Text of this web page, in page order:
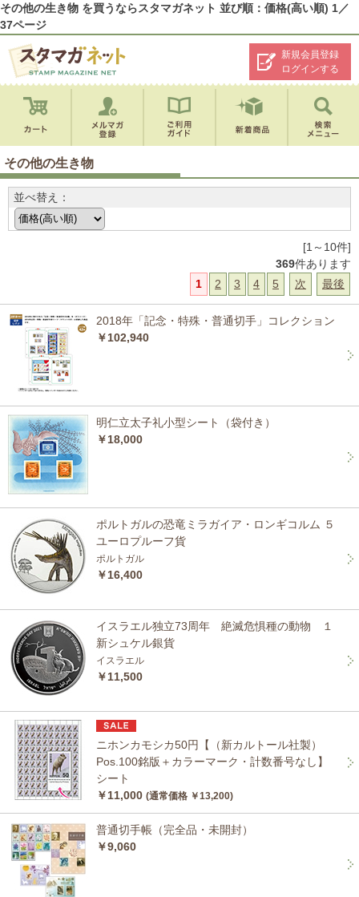
その他の生き物 を買うならスタマガネット 並び順：価格(高い順) 1／
37ページ
新規会員登録
ログインする
その他の生き物
並べ替え：
[1～10件]
369件あります
1
2 3 4 5 次 最後
2018年「記念・特殊・普通切手」コレクション
￥102,940
明仁立太子礼小型シート（袋付き）
￥18,000
ポルトガルの恐竜ミラガイア・ロンギコルム ５
ユーロプルーフ貨
ポルトガル
￥16,400
イスラエル独立73周年 絶滅危惧種の動物 １
新シュケル銀貨
イスラエル
￥11,500
ニホンカモシカ50円【（新カルトール社製）
Pos.100銘版＋カラーマーク・計数番号なし】
シート
￥11,000 (通常価格 ￥13,200)
普通切手帳（完全品・未開封）
￥9,060